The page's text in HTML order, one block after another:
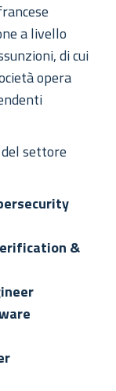
a livello
di cui
opera
settore
&